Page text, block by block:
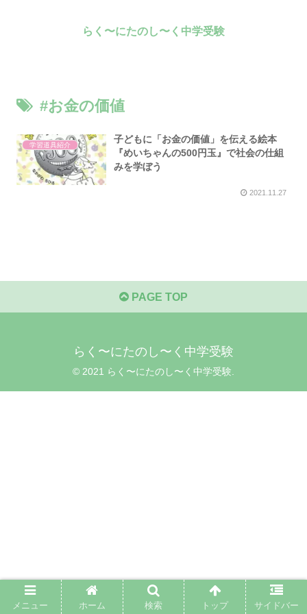
らく〜にたのし〜く中学受験
#お金の価値
学習道具紹介
子どもに「お金の価値」を伝える絵本
『めいちゃんの500円玉』で社会の仕組
みを学ぼう
2021.11.27
PAGE TOP
らく〜にたのし〜く中学受験
© 2021 らく〜にたのし〜く中学受験.
メニュー ホーム 検索 トップ サイドバー